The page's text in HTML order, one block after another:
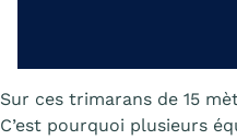
Sur ces trimarans de 15
C’est pourquoi plusieurs